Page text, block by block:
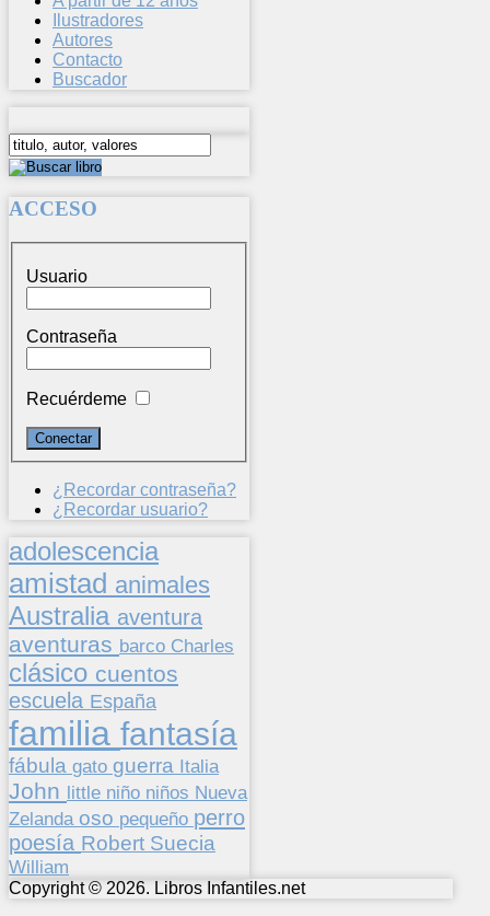
Ilustradores
Autores
Contacto
Buscador
ACCESO
Usuario
Contraseña
Recuérdeme
¿Recordar contraseña?
¿Recordar usuario?
adolescencia
amistad animales
Australia aventura
aventuras barco Charles
clásico cuentos
escuela España
familia fantasía
fábula gato guerra Italia
John little niño niños Nueva
Zelanda oso pequeño perro
poesía Robert Suecia
William
Copyright © 2026. Libros Infantiles.net